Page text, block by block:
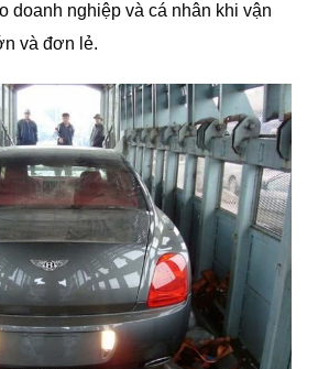
doanh nghiệp và cá nhân khi vận
và đơn lẻ.